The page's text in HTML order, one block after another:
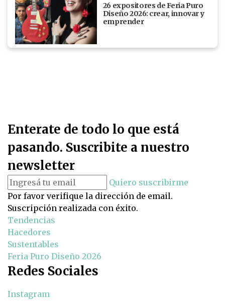
26 expositores de Feria Puro
Diseño 2026: crear, innovar y
emprender
Enterate de todo lo que está
pasando. Suscribite a nuestro
newsletter
Quiero suscribirme
Por favor verifique la dirección de email.
Suscripción realizada con éxito.
Tendencias
Hacedores
Sustentables
Feria Puro Diseño 2026
Redes Sociales
Instagram